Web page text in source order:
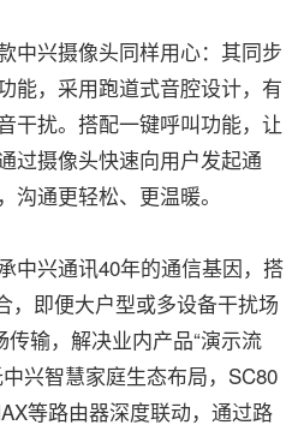
兴摄像头同样用心：其同步
能，采用跑道式音腔设计，有
干扰。搭配一键呼叫功能，让
过摄像头快速向用户发起通
通更轻松、更温暖。
兴通讯40年的通信基因，搭
，即便大户型或多设备干扰场
输，解决业内产品“演示流
兴智慧家庭生态布局，SC80
等路由器深度联动，通过路